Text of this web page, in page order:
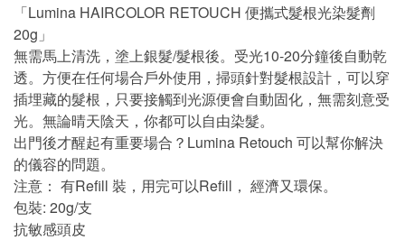
「Lumina HAIRCOLOR RETOUCH 便攜式髮根光染髮劑
20g」
無需馬上清洗，塗上銀髮/髮根後。受光10-20分鐘後自動乾
透。方便在任何場合戶外使用，掃頭針對髮根設計，可以穿
插埋藏的髮根，只要接觸到光源便會自動固化，無需刻意受
光。無論晴天陰天，你都可以自由染髮。
出門後才醒起有重要場合？Lumina Retouch 可以幫你解決
的儀容的問題。
注意： 有Refill 裝，用完可以Refill， 經濟又環保。
包裝: 20g/支
抗敏感頭皮